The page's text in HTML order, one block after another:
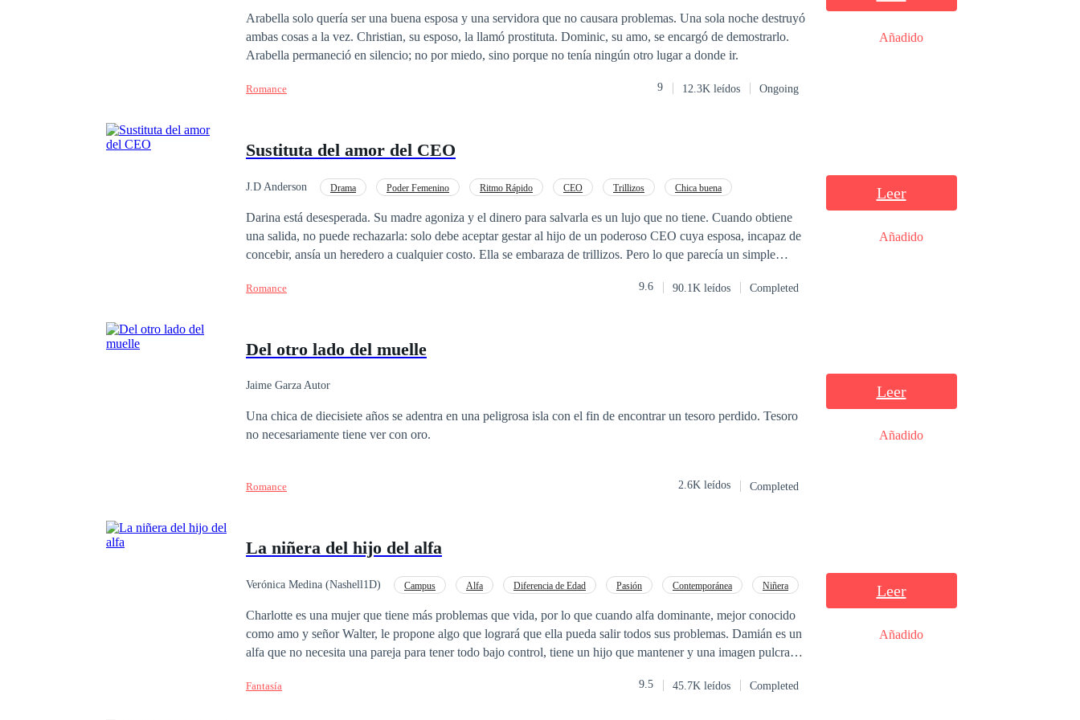
Arabella solo quería ser una buena esposa y una servidora que no causara problemas. Una sola noche destruyó
ambas cosas a la vez. Christian, su esposo, la llamó prostituta. Dominic, su amo, se encargó de demostrarlo.
Arabella permaneció en silencio; no por miedo, sino porque no tenía ningún otro lugar a donde ir.
Romance 9 12.3K leídos Ongoing
Añadido
Sustituta del amor del CEO
J.D Anderson Drama Poder Femenino Ritmo Rápido CEO Trillizos
Chica buena
Darina está desesperada. Su madre agoniza y el dinero para salvarla es un lujo que no tiene. Cuando obtiene
una salida, no puede rechazarla: solo debe aceptar gestar al hijo de un poderoso CEO cuya esposa, incapaz de
concebir, ansía un heredero a cualquier costo. Ella se embaraza de trillizos. Pero lo que parecía un simple
del CEO. Darina es obligada a escapar por temor a la ira del hombre. Tres años después, Hermes Hang logra
fallecida aún la persigue. Pero, mientras Hermes lucha contra su rencor, comienza a darse cuenta de algo
Romance 9.6 90.1K leídos Completed
Leer
Añadido
Del otro lado del muelle
Jaime Garza Autor
Una chica de diecisiete años se adentra en una peligrosa isla con el fin de encontrar un tesoro perdido. Tesoro
no necesariamente tiene ver con oro.
Romance 2.6K leídos Completed
Leer
Añadido
La niñera del hijo del alfa
Verónica Medina (Nashell1D) Campus Alfa Diferencia de Edad Pasión Contemporánea
Niñera
Charlotte es una mujer que tiene más problemas que vida, por lo que cuando alfa dominante, mejor conocido
como amo y señor Walter, le propone algo que logrará que ella pueda salir todos sus problemas. Damián es un
alfa que no necesita una pareja para tener todo bajo control, tiene un hijo que mantener y una imagen pulcra
mujer entra a su oficina con más timidez que otra cosa, dejando salir toda esa inocencia que tanto le gusta de
Fantasía 9.5 45.7K leídos Completed
Leer
Añadido